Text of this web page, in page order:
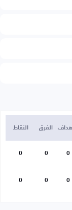
الفرق النقاط
0
0
0
0
0
0